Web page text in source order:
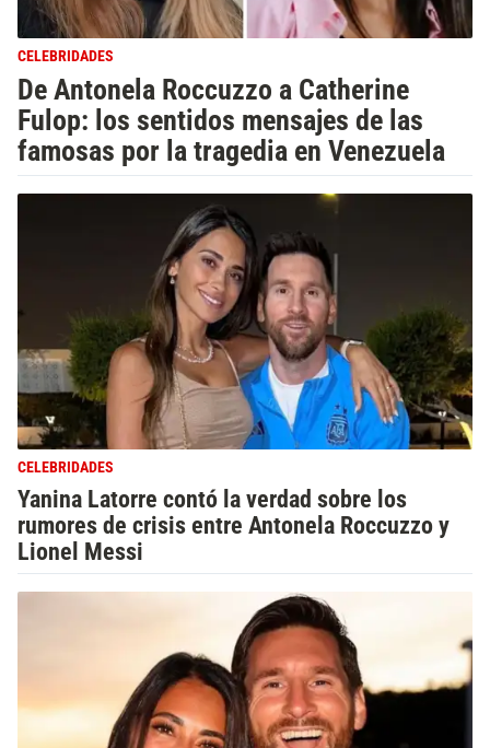
CELEBRIDADES
De Antonela Roccuzzo a Catherine
Fulop: los sentidos mensajes de las
famosas por la tragedia en Venezuela
CELEBRIDADES
Yanina Latorre contó la verdad sobre los
rumores de crisis entre Antonela Roccuzzo y
Lionel Messi